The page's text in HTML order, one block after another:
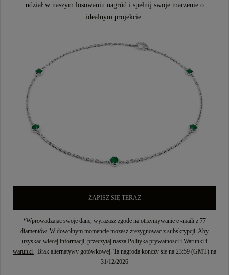
udział w naszym losowaniu nagród i spełnij swoje marzenie o
idealnym projekcie.
ZAPISZ SIĘ TERAZ
*Wprowadzajac swoje dane, wyrazasz zgode na otrzymywanie e -maili z 77
diamentów. W dowolnym momencie mozesz zrezygnowac z subskrypcji. Aby
uzyskac wiecej informacji, przeczytaj nasza Polityka prywatnosci i Warunki i
warunki . Brak alternatywy gotówkowej. Ta nagroda konczy sie na 23:59 (GMT) na
31/12/2026